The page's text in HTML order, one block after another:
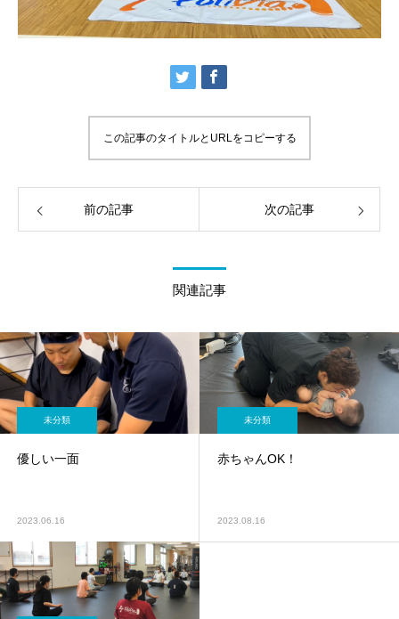
この記事のタイトルとURLをコピーする
前の記事 次の記事
関連記事
未分類
優しい一面
2023.06.16
未分類
赤ちゃんOK！
2023.08.16